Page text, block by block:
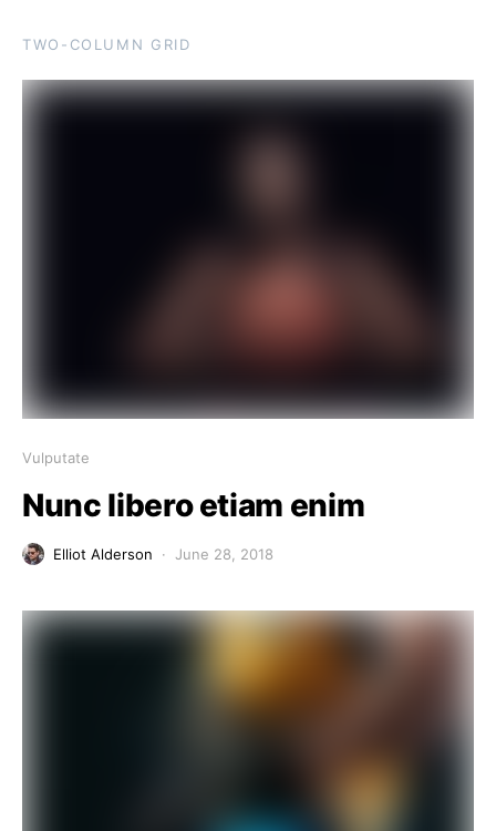
TWO-COLUMN GRID
Vulputate
Nunc libero etiam enim
Elliot Alderson June 28, 2018